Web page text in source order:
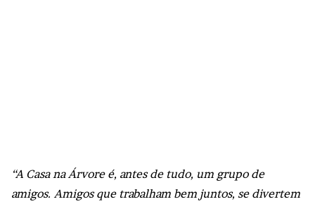
“A Casa na Árvore é, antes de tudo, um grupo de
amigos. Amigos que trabalham bem juntos, se divertem